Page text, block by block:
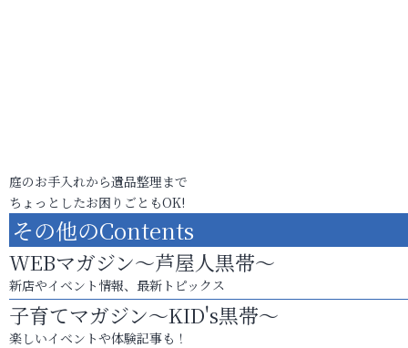
庭のお手入れから遺品整理まで
ちょっとしたお困りごともOK!
その他のContents
WEBマガジン～芦屋人黒帯～
新店やイベント情報、最新トピックス
子育てマガジン～KID's黒帯～
楽しいイベントや体験記事も！